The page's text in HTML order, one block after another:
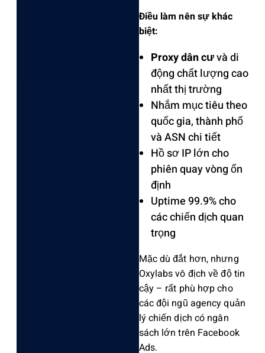
Điều làm nên sự khác
biệt:
Proxy dân cưvà di
động chất lượng cao
nhất thị trường
Nhắm mục tiêu theo
quốc gia, thành phố
và ASN chi tiết
Hồ sơ IP lớn cho
phiên quay vòng ổn
định
Uptime 99.9% cho
các chiến dịch quan
trọng
Mặc dù đắt hơn, nhưng
Oxylabs vô địch về độ tin
cậy – rất phù hợp cho
các đội ngũ agency quản
lý chiến dịch có ngân
sách lớn trên Facebook
Ads.